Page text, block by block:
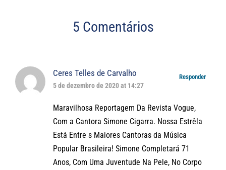
5 Comentários
Ceres Telles de Carvalho
5 de dezembro de 2020 at 14:27
Responder
Maravilhosa Reportagem Da Revista Vogue,
Com a Cantora Simone Cigarra. Nossa Estrêla
Está Entre s Maiores Cantoras da Música
Popular Brasileira! Simone Completará 71
Anos, Com Uma Juventude Na Pele, No Corpo